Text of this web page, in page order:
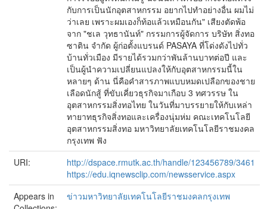
กับการเป็นนักอุตสาหกรรม อยากไปทำอย่างอื่น ผมไม่
ว่าเลย เพราะผมเองก็ท้อแล้วเหมือนกัน" เสียงตัดพ้อ
จาก "ชเล วุทธานันท์" กรรมการผู้จัดการ บริษัท สิ่งทอ
ซาติน จำกัด ผู้ก่อตั้งแบรนด์ PASAYA ที่โด่งดังไปทั่ว
บ้านทั่วเมือง มีรายได้รวมกว่าพันล้านบาทต่อปี และ
เป็นผู้นำความเปลี่ยนแปลงให้กับอุตสาหกรรมนี้ใน
หลายๆ ด้าน นี่คือคำสารภาพแบบหมดเปลือกของชาย
เลือดนักสู้ ที่ขับเคี่ยวธุรกิจมาเกือบ 3 ทศวรรษ ใน
อุตสาหกรรมสิ่งทอไทย ในวันที่มาบรรยายให้กับเหล่า
ทายาทธุรกิจสิ่งทอและเครื่องนุ่มห่ม คณะเทคโนโลยี
อุตสาหกรรมสิ่งทอ มหาวิทยาลัยเทคโนโลยีราชมงคล
กรุงเทพ ฟัง
URI:
http://dspace.rmutk.ac.th/handle/123456789/3461
https://edu.iqnewsclip.com/newsservice.aspx
Appears in
ข่าวมหาวิทยาลัยเทคโนโลยีราชมงคลกรุงเทพ